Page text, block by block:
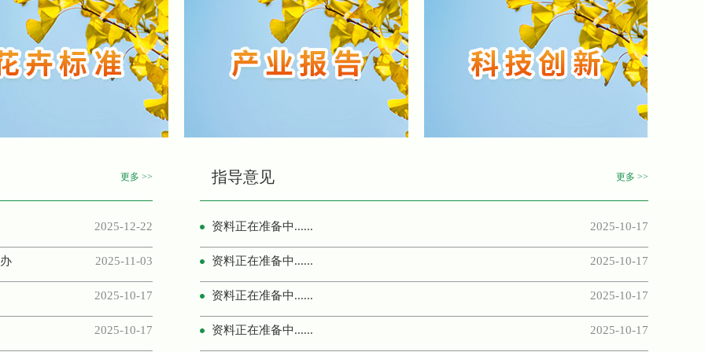
省花协服务团队走访南京花卉企业 开展技术指导服务 2025-06-16
宁夏花协考察团赴常州夏溪花木交易市场进行考察交流 2025-06-03
2025-03-14
江苏省花木协会考察调研2024年成都世界园艺博览会 2024-09-24
我省组织赴上海开展花卉产业考察学习 2024-05-21
中国花卉协会秘书长一行来宁调研花卉产业 2024-05-08
江苏省花木协会球根花卉分会换届大会举行 2024-04-22
“可口好粮”杯首届梅花传统插花全国邀请赛成功举办 2024-02-23
2025年“沙洲优黄杯”江苏省插花花艺大赛在...
江苏省花卉种质资源创新技术交流会暨花卉科技创...
更多 >>
2025-12-22
2025-11-03
2025-10-17
2025-10-17
指导意见 更多 >>
资料正在准备中...... 2025-10-17
资料正在准备中...... 2025-10-17
资料正在准备中...... 2025-10-17
资料正在准备中...... 2025-10-17